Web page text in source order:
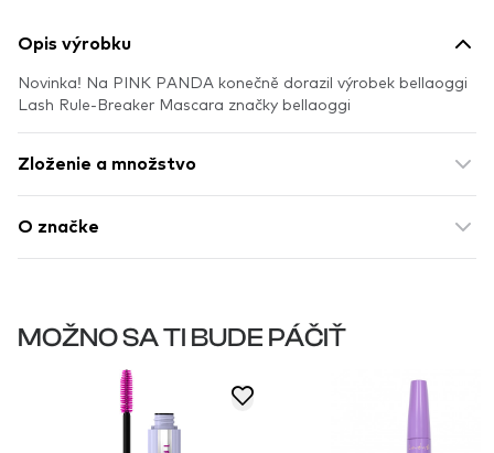
Opis výrobku
Novinka! Na PINK PANDA konečně dorazil výrobek bellaoggi
Lash Rule-Breaker Mascara značky bellaoggi
Zloženie a množstvo
O značke
MOŽNO SA TI BUDE PÁČIŤ